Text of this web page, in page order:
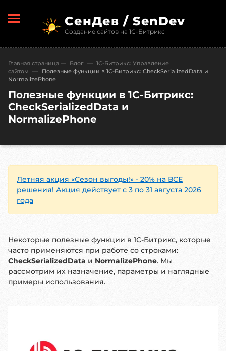
СенДев / SenDev
Создание сайтов на 1С-Битрикс
Главная страница — Блог — 1С-Битрикc: Управление
сайтом —
Полезные функции в 1С-Битрикс: CheckSerializedData и
NormalizePhone
Полезные функции в 1С-Битрикс:
CheckSerializedData и
NormalizePhone
Летняя акция «Сезон выгоды!» - 20% на ВСЕ
решения! Акция действует с 3 по 31 августа 2026
года
Некоторые полезные функции в 1С-Битрикс, которые
часто применяются при работе со строками:
CheckSerializedData и NormalizePhone. Мы
рассмотрим их назначение, параметры и наглядные
примеры использования.